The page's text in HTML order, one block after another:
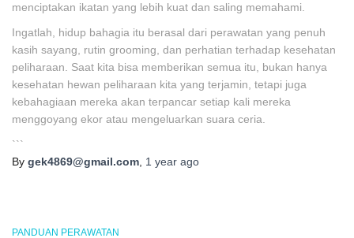
menciptakan ikatan yang lebih kuat dan saling memahami.
Ingatlah, hidup bahagia itu berasal dari perawatan yang penuh
kasih sayang, rutin grooming, dan perhatian terhadap kesehatan
peliharaan. Saat kita bisa memberikan semua itu, bukan hanya
kesehatan hewan peliharaan kita yang terjamin, tetapi juga
kebahagiaan mereka akan terpancar setiap kali mereka
menggoyang ekor atau mengeluarkan suara ceria.
```
By gek4869@gmail.com 1 year ago
PANDUAN PERAWATAN